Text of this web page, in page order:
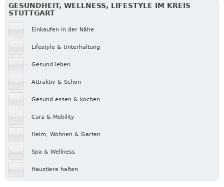
GESUNDHEIT, WELLNESS, LIFESTYLE IM KREIS
STUTTGART
Einkaufen in der Nähe
Lifestyle & Unterhaltung
Gesund leben
Attraktiv & Schön
Gesund essen & kochen
Cars & Mobility
Heim, Wohnen & Garten
Spa & Wellness
Haustiere halten